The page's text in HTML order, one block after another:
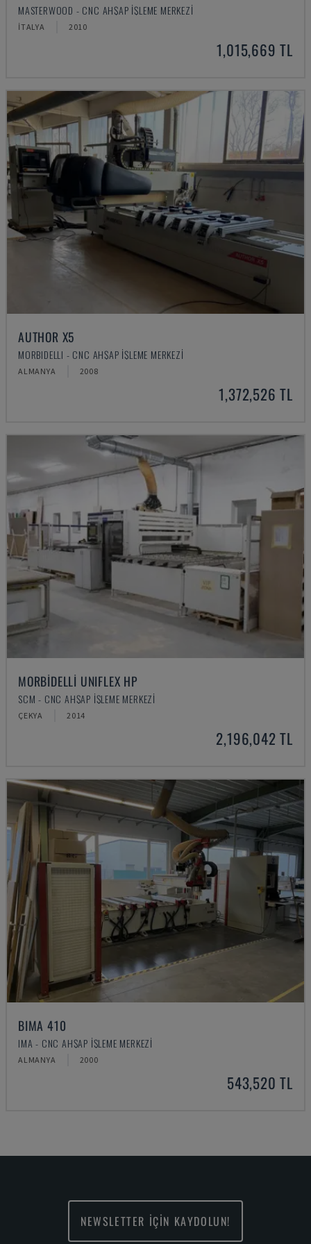
MASTERWOOD - CNC AHŞAP İŞLEME MERKEZI
İTALYA 2010
1,015,669 TL
AUTHOR X5
MORBIDELLI - CNC AHŞAP İŞLEME MERKEZI
ALMANYA 2008
1,372,526 TL
MORBIDELLI UNIFLEX HP
SCM - CNC AHŞAP İŞLEME MERKEZI
ÇEKYA 2014
2,196,042 TL
BIMA 410
IMA - CNC AHŞAP İŞLEME MERKEZI
ALMANYA 2000
543,520 TL
NEWSLETTER İÇİN KAYDOLUN!